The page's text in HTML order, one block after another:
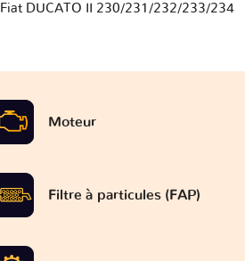
Fiat DUCATO II 230/231/232/233/234
Moteur
Filtre à particules (FAP)